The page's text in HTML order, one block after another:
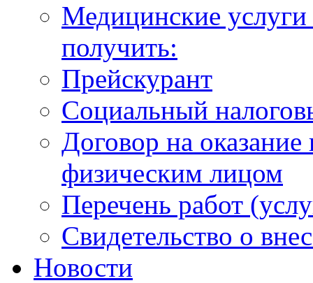
Медицинские
получить:
Прейскурант
Социальный
Договор на
физическим лицом
Перечень работ
Свидетельство о
Новости